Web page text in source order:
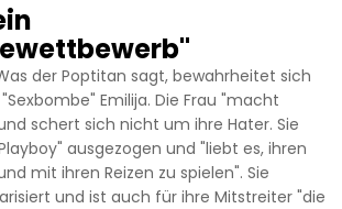
der Poptitan sagt, bewahrheitet sich
Emilija. Die Frau "macht
schert sich nicht um ihre Hater. Sie
ausgezogen und "liebt es, ihren
mit ihren Reizen zu spielen". Sie
und ist auch für ihre Mitstreiter "die